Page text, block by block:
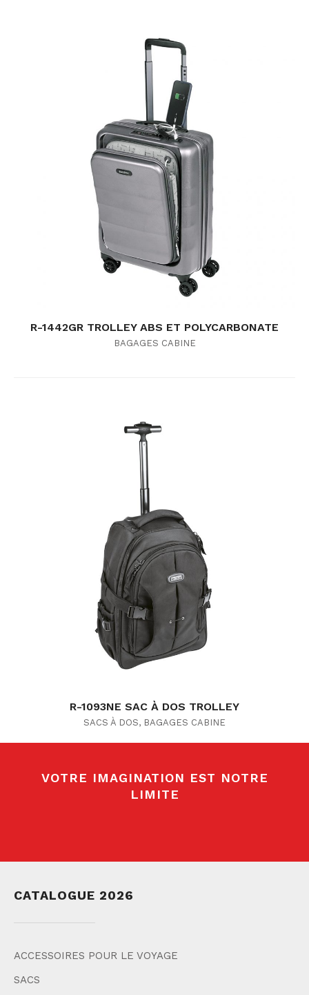
R-1442GR TROLLEY ABS ET POLYCARBONATE
BAGAGES CABINE
R-1093NE SAC À DOS TROLLEY
SACS À DOS, BAGAGES CABINE
VOTRE IMAGINATION EST NOTRE
LIMITE
CATALOGUE 2026
ACCESSOIRES POUR LE VOYAGE
SACS